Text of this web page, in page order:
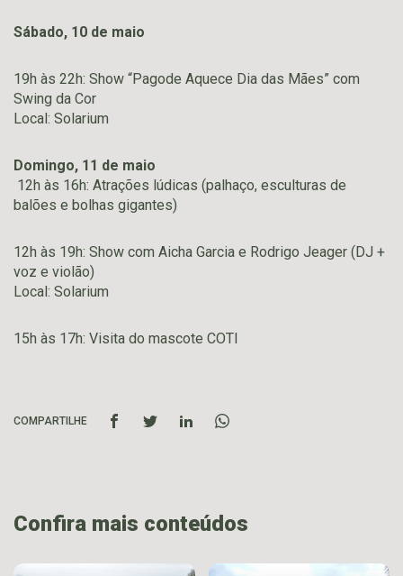
Sábado, 10 de maio
19h às 22h: Show “Pagode Aquece Dia das Mães” com
Swing da Cor
Local: Solarium
Domingo, 11 de maio
12h às 16h: Atrações lúdicas (palhaço, esculturas de
balões e bolhas gigantes)
12h às 19h: Show com Aicha Garcia e Rodrigo Jeager (DJ +
voz e violão)
Local: Solarium
15h às 17h: Visita do mascote COTI
COMPARTILHE
Confira mais conteúdos